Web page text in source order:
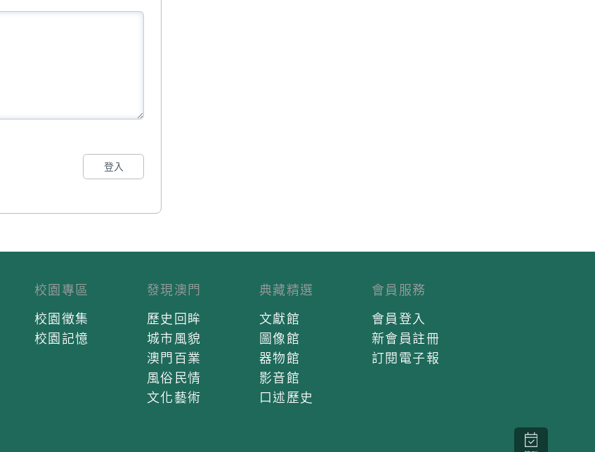
登入
校園專區
校園徵集
校園記憶
發現澳門
歷史回眸
城市風貌
澳門百業
風俗民情
文化藝術
典藏精選
文獻館
圖像館
器物館
影音館
口述歷史
會員服務
會員登入
新會員註冊
訂閱電子報